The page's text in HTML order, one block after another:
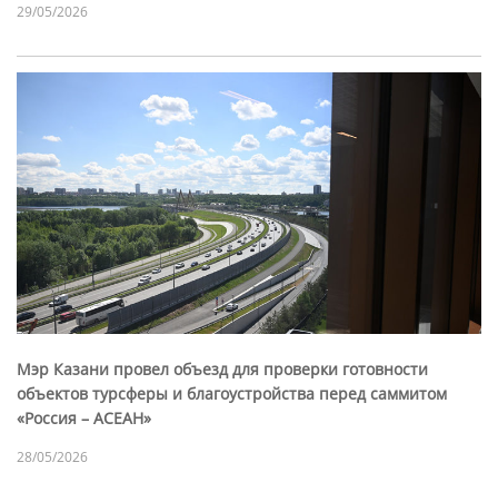
29/05/2026
Мэр Казани провел объезд для проверки готовности
объектов турсферы и благоустройства перед саммитом
«Россия – АСЕАН»
28/05/2026